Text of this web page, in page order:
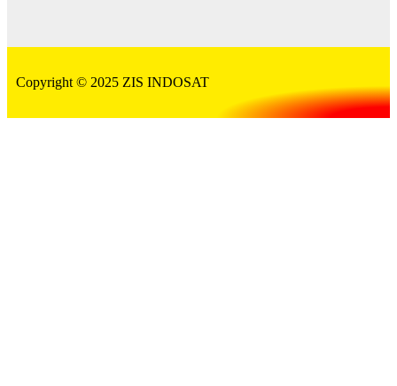
Copyright © 2025 ZIS INDOSAT